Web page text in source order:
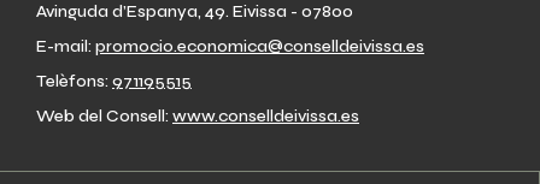
Avinguda d’Espanya, 49. Eivissa - 07800
E-mail: promocio.economica@conselldeivissa.es
Telèfons: 971195515
Web del Consell: www.conselldeivissa.es